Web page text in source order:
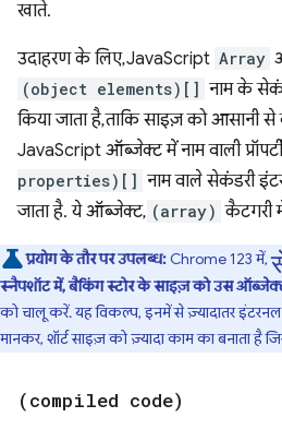
खाते.
उदाहरण के लिए, JavaScript Array
(object elements)[] नाम के
किया जाता है, ताकि साइज़ को आसानी
JavaScript ऑब्जेक्ट में नाम वाली
properties)[] नाम वाले सेकंडरी
जाता है. ये ऑब्जेक्ट, (array) कैटगरी
प्रयोग के तौर पर उपलब्ध: Chrome 123 में,
स्नैपशॉट में, बैकिंग स्टोर के साइज़ को उस
को चालू करें. यह विकल्प, इनमें से ज़्यादातर
मानकर, शॉर्ट साइज़ को ज़्यादा काम का बनाता है
(compiled code)